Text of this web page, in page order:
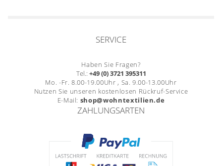
SERVICE
Haben Sie Fragen?
Tel.: +49 (0) 3721 395311
Mo. -Fr. 8.00-19.00Uhr , Sa. 9.00-13.00Uhr
Nutzen Sie unseren kostenlosen Rückruf-Service
E-Mail: shop@wohntextilien.de
ZAHLUNGSARTEN